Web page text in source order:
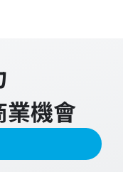
業機會